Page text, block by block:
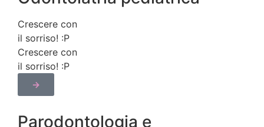
Crescere con
il sorriso! :​P
Crescere con
il sorriso! :​P
→
Parodontologia e